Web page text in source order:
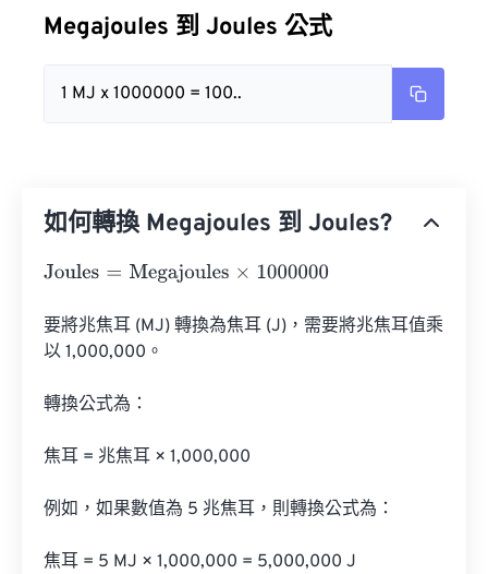
Megajoules 到 Joules 公式
1 MJ x 1000000 = 100..
如何轉換 Megajoules 到 Joules?
Joules= Megajoules×1000000
要將兆焦耳 (MJ) 轉換為焦耳 (J)，需要將兆焦耳值乘
以 1,000,000。
轉換公式為：
焦耳 = 兆焦耳 × 1,000,000
例如，如果數值為 5 兆焦耳，則轉換公式為：
焦耳 = 5 MJ × 1,000,000 = 5,000,000 J